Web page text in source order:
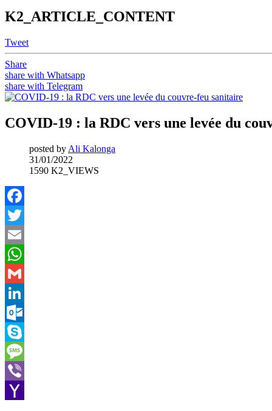
K2_ARTICLE_CONTENT
Tweet
Share
share with Whatsapp
share with Telegram
COVID-19 : la RDC vers une levée du
posted by Ali Kalonga
31/01/2022
1590 K2_VIEWS
Facebook
Twitter
Email
WhatsApp
Gmail
LinkedIn
Outlook.com
Skype
Message
Viber